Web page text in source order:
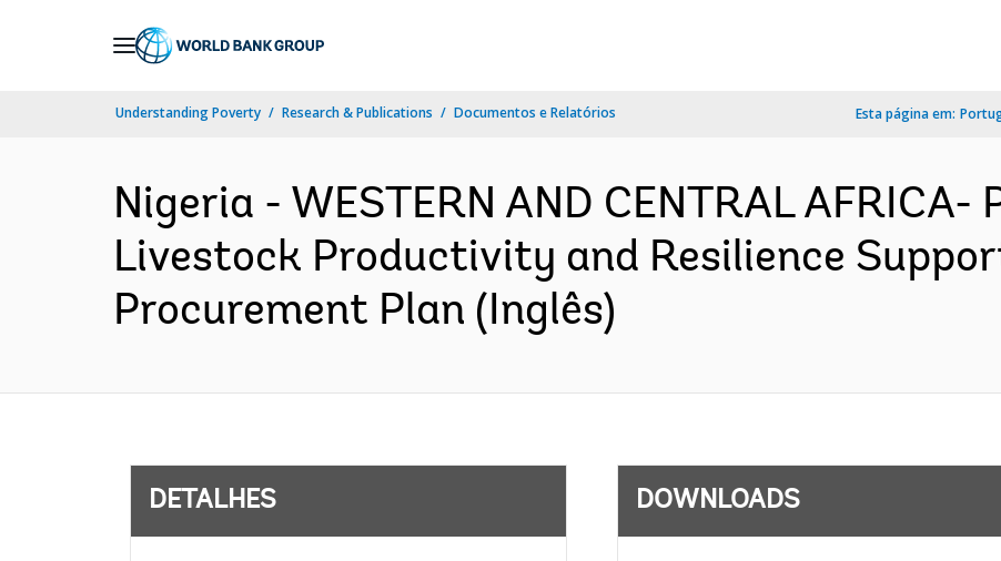
Understanding Poverty Research & Publications Documentos e Relatórios Esta página em:
Nigeria - WESTERN AND CENTRAL AFRICA-
Livestock Productivity and Resilience
Procurement Plan (Inglês)
DETALHES DOWNLOADS